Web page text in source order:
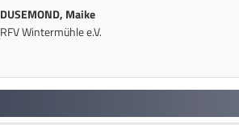
DUSEMOND, Maike
RFV Wintermühle e.V.